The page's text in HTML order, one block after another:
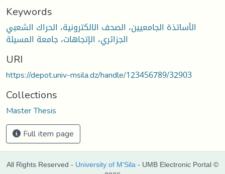
Keywords
الأساتذة الجامعيين، الصحف الالكترونية، الحراك الشعبي
الجزائري، الإتجاهات، جامعة المسيلة
URI
https://depot.univ-msila.dz/handle/123456789/32903
Collections
Master Thesis
Full item page
All Rights Reserved - University of M'Sila - UMB Electronic Portal ©